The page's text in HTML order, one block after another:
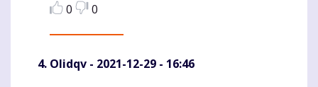
0
0
Olidqv - 2021-12-29 - 16:46